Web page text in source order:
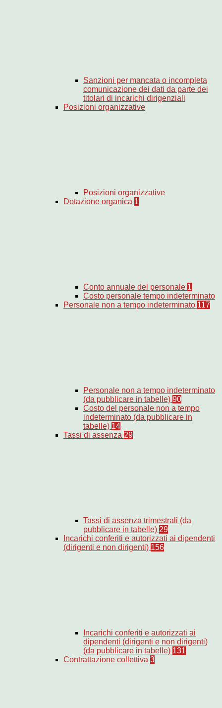
Sanzioni per mancata o incompleta
comunicazione dei dati da parte dei
titolari di incarichi dirigenziali
Posizioni organizzative
Posizioni organizzative
Dotazione organica 1
Conto annuale del personale 1
Costo personale tempo indeterminato
Personale non a tempo indeterminato 117
Personale non a tempo indeterminato
(da pubblicare in tabelle) 90
Costo del personale non a tempo
indeterminato (da pubblicare in
tabelle) 14
Tassi di assenza 29
Tassi di assenza trimestrali (da
pubblicare in tabelle) 29
Incarichi conferiti e autorizzati ai dipendenti
(dirigenti e non dirigenti) 156
Incarichi conferiti e autorizzati ai
dipendenti (dirigenti e non dirigenti)
(da pubblicare in tabelle) 131
Contrattazione collettiva 3